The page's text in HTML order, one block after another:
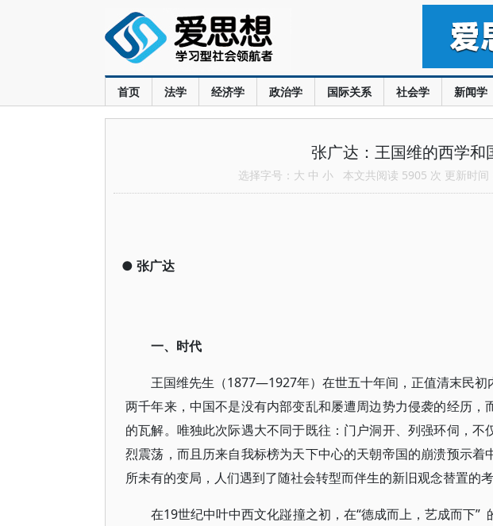
首页 法学 经济学 政治学 国际关系 社会学 新闻学
张广达：王国维的西学和
选择字号： 大 中 小 本文共阅读 5905 次 更新时
● 张广达
一、时代
王国维先生（1877—1927年）在世五十年间，正值清末民初
两千年来，中国不是没有内部变乱和屡遭周边势力侵袭的经历，
的瓦解。唯独此次际遇大不同于既往：门户洞开、列强环伺，不
烈震荡，而且历来自我标榜为天下中心的天朝帝国的崩溃预示
所未有的变局，人们遇到了随社会转型而伴生的新旧观念替置的考
在19世纪中叶中西文化踫撞之初，在“德成而上，艺成而下”